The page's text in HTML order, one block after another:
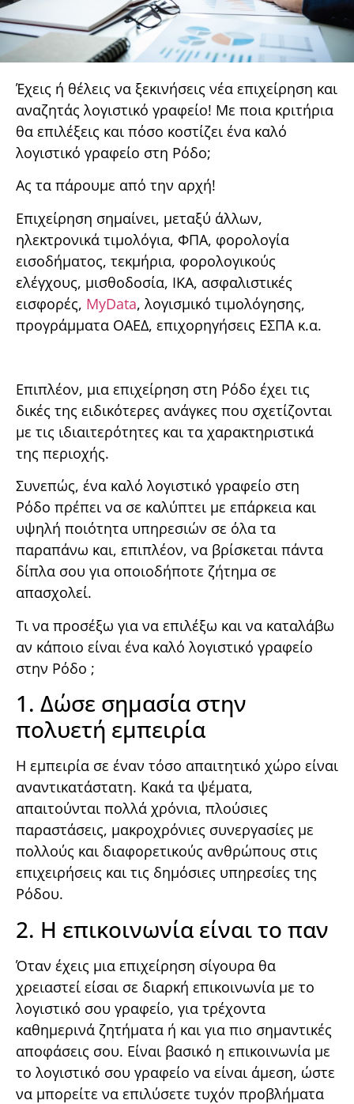
Έχεις ή θέλεις να ξεκινήσεις νέα επιχείρηση και
αναζητάς λογιστικό γραφείο! Με ποια κριτήρια
θα επιλέξεις και πόσο κοστίζει ένα καλό
λογιστικό γραφείο στη Ρόδο;
Ας τα πάρουμε από την αρχή!
Επιχείρηση σημαίνει, μεταξύ άλλων,
ηλεκτρονικά τιμολόγια, ΦΠΑ, φορολογία
εισοδήματος, τεκμήρια, φορολογικούς
ελέγχους, μισθοδοσία, ΙΚΑ, ασφαλιστικές
εισφορές, MyData, λογισμικό τιμολόγησης,
προγράμματα ΟΑΕΔ, επιχορηγήσεις ΕΣΠΑ κ.α.
Επιπλέον, μια επιχείρηση στη Ρόδο έχει τις
δικές της ειδικότερες ανάγκες που σχετίζονται
με τις ιδιαιτερότητες και τα χαρακτηριστικά
της περιοχής.
Συνεπώς, ένα καλό λογιστικό γραφείο στη
Ρόδο πρέπει να σε καλύπτει με επάρκεια και
υψηλή ποιότητα υπηρεσιών σε όλα τα
παραπάνω και, επιπλέον, να βρίσκεται πάντα
δίπλα σου για οποιοδήποτε ζήτημα σε
απασχολεί.
Τι να προσέξω για να επιλέξω και να καταλάβω
αν κάποιο είναι ένα καλό λογιστικό γραφείο
στην Ρόδο ;
1. Δώσε σημασία στην
πολυετή εμπειρία
Η εμπειρία σε έναν τόσο απαιτητικό χώρο είναι
αναντικατάστατη. Κακά τα ψέματα,
απαιτούνται πολλά χρόνια, πλούσιες
παραστάσεις, μακροχρόνιες συνεργασίες με
πολλούς και διαφορετικούς ανθρώπους στις
επιχειρήσεις και τις δημόσιες υπηρεσίες της
Ρόδου.
2. Η επικοινωνία είναι το παν
Όταν έχεις μια επιχείρηση σίγουρα θα
χρειαστεί είσαι σε διαρκή επικοινωνία με το
λογιστικό σου γραφείο, για τρέχοντα
καθημερινά ζητήματα ή και για πιο σημαντικές
αποφάσεις σου. Είναι βασικό η επικοινωνία με
το λογιστικό σου γραφείο να είναι άμεση, ώστε
να μπορείτε να επιλύσετε τυχόν προβλήματα